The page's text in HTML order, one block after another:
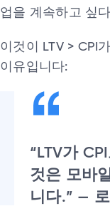
업을 계속하고 싶
이것이 LTV > CPI
이유입니다:
“LTV가
것은 모바
니다.” —